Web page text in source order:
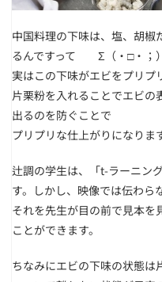
中国料理の下味は、塩、胡椒
るんですって Σ（・□・；）
実はこの下味がエビをプリプ
片栗粉を入れることでエビの
出るのを防ぐことで
プリプリな仕上がりになりま
辻調の学生は、「t-ラーニン
す。しかし、映像では伝わら
それを先生が目の前で見本を
ことができます。
ちなみにエビの下味の状態は